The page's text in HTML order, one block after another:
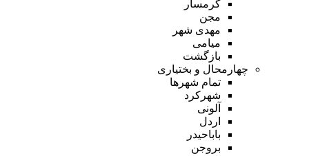
گرمسار
مجن
مهدی شهر
میامی
بازگشت
چهارمحال و بختیاری
تمام شهر‌ها
شهرکرد
آلونی
اردل
باباحیدر
بروجن